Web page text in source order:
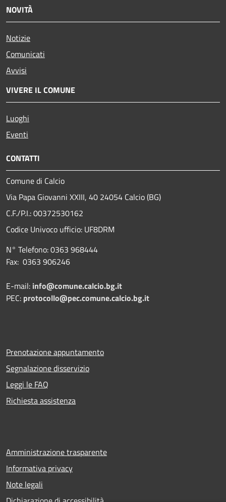
NOVITÀ
Notizie
Comunicati
Avvisi
VIVERE IL COMUNE
Luoghi
Eventi
CONTATTI
Comune di Calcio
Via Papa Giovanni XXIII, 40 24054 Calcio (BG)
C.F./P.I.: 00372530162
Codice Univoco ufficio: UF8DRM
N° Telefono: 0363 968444
Fax: 0363 906246
E-mail: info@comune.calcio.bg.it
PEC: protocollo@pec.comune.calcio.bg.it
Prenotazione appuntamento
Segnalazione disservizio
Leggi le FAQ
Richiesta assistenza
Amministrazione trasparente
Informativa privacy
Note legali